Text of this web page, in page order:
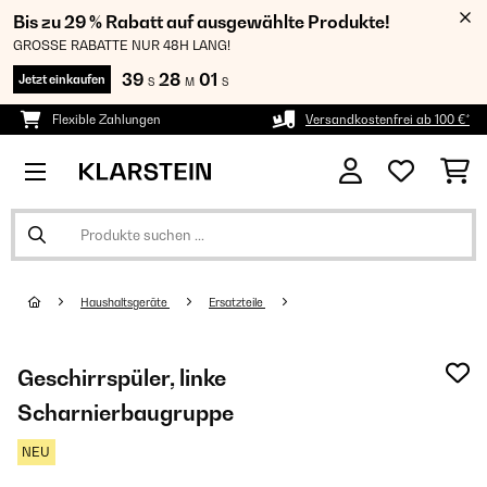
Bis zu 29 % Rabatt auf ausgewählte Produkte!
GROSSE RABATTE NUR 48H LANG!
Jetzt einkaufen 39 S 28 M 01 S
Flexible Zahlungen Versandkostenfrei ab 100 €*
Haushaltsgeräte Ersatzteile
Geschirrspüler, linke
Scharnierbaugruppe
NEU